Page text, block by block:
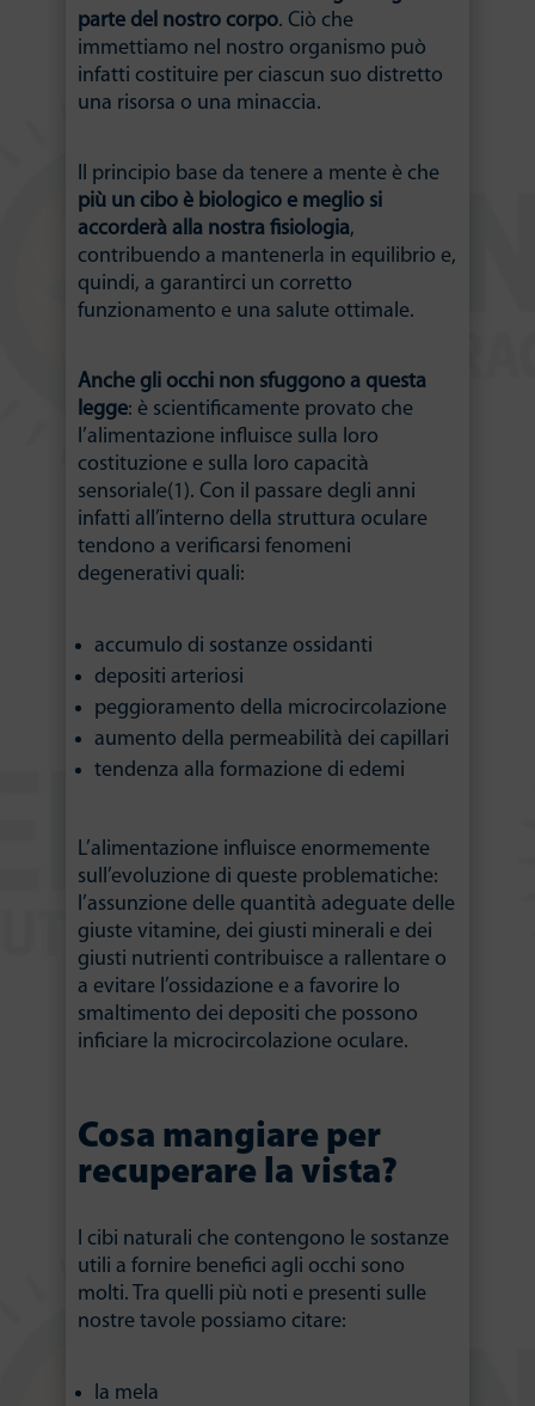
parte del nostro corpo. Ciò che
immettiamo nel nostro organismo può
infatti costituire per ciascun suo distretto
una risorsa o una minaccia.
Il principio base da tenere a mente è che
più un cibo è biologico e meglio si
accorderà alla nostra fisiologia,
contribuendo a mantenerla in equilibrio e,
quindi, a garantirci un corretto
funzionamento e una salute ottimale.
Anche gli occhi non sfuggono a questa
legge: è scientificamente provato che
l’alimentazione influisce sulla loro
costituzione e sulla loro capacità
sensoriale(1). Con il passare degli anni
infatti all’interno della struttura oculare
tendono a verificarsi fenomeni
degenerativi quali:
accumulo di sostanze ossidanti
depositi arteriosi
peggioramento della microcircolazione
aumento della permeabilità dei capillari
tendenza alla formazione di edemi
L’alimentazione influisce enormemente
sull’evoluzione di queste problematiche:
l’assunzione delle quantità adeguate delle
giuste vitamine, dei giusti minerali e dei
giusti nutrienti contribuisce a rallentare o
a evitare l’ossidazione e a favorire lo
smaltimento dei depositi che possono
inficiare la microcircolazione oculare.
Cosa mangiare per
recuperare la vista?
I cibi naturali che contengono le sostanze
utili a fornire benefici agli occhi sono
molti. Tra quelli più noti e presenti sulle
nostre tavole possiamo citare:
la mela